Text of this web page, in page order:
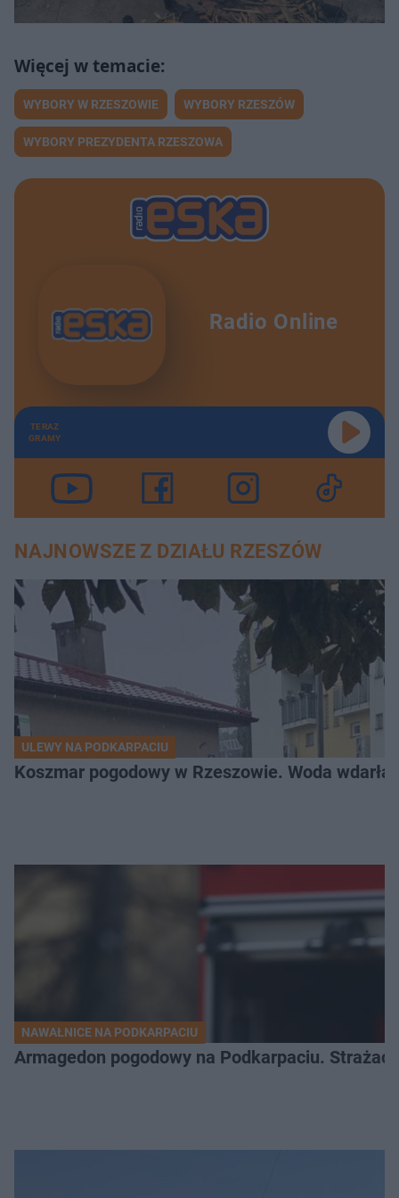
WYBORY W RZESZOWIE WYBORY RZESZÓW
WYBORY PREZYDENTA RZESZOWA
Radio Online
TERAZ
GRAMY
NAJNOWSZE Z DZIAŁU RZESZÓW
ULEWY NA PODKARPACIU
Koszmar pogodowy w Rzeszowie. Woda
NAWAŁNICE NA PODKARPACIU
Armagedon pogodowy na Podkarpaciu.